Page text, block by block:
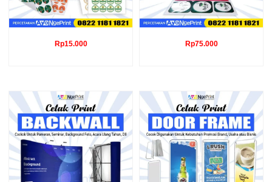
Rp15.000 Rp75.000